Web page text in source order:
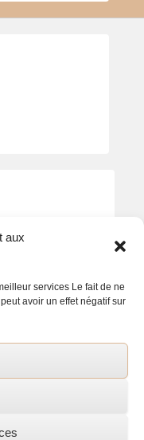
aux
services Le fait de ne
avoir un effet négatif sur